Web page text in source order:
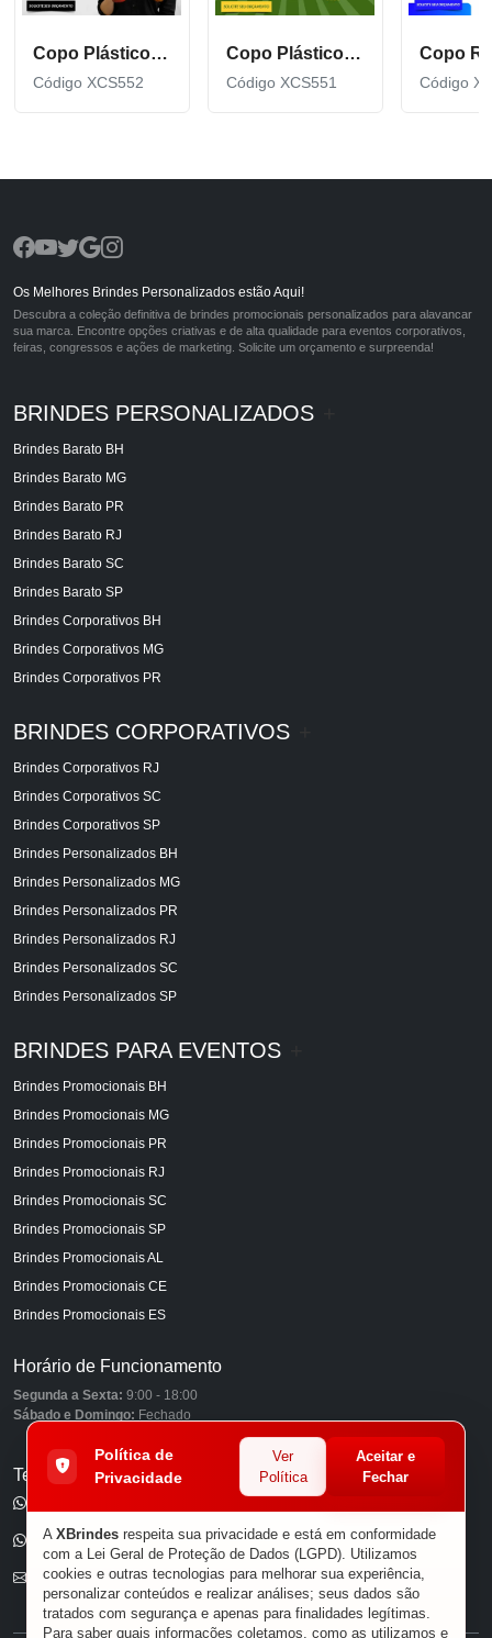
Copo Plástico de 550 ML com Tirante Personalizado XCS552
Código XCS552
Copo Plástico personalizado In Mold Label 360 XCS551
Código XCS551 Código
Os Melhores Brindes Personalizados estão Aqui!
Descubra a coleção definitiva de brindes promocionais personalizados para alavancar
sua marca. Encontre opções criativas e de alta qualidade para eventos corporativos,
feiras, congressos e ações de marketing. Solicite um orçamento e surpreenda!
BRINDES PERSONALIZADOS
Brindes Barato BH
Brindes Barato MG
Brindes Barato PR
Brindes Barato RJ
Brindes Barato SC
Brindes Barato SP
Brindes Corporativos BH
Brindes Corporativos MG
Brindes Corporativos PR
BRINDES CORPORATIVOS
Brindes Corporativos RJ
Brindes Corporativos SC
Brindes Corporativos SP
Brindes Personalizados BH
Brindes Personalizados MG
Brindes Personalizados PR
Brindes Personalizados RJ
Brindes Personalizados SC
Brindes Personalizados SP
BRINDES PARA EVENTOS
Brindes Promocionais BH
Brindes Promocionais MG
Brindes Promocionais PR
Brindes Promocionais RJ
Brindes Promocionais SC
Brindes Promocionais SP
Brindes Promocionais AL
Brindes Promocionais CE
Brindes Promocionais ES
Horário de Funcionamento
Segunda a Sexta: 9:00 - 18:00
Sábado e Domingo: Fechado
Telefones
(11) 96585-7462
E-mail
Política de
Privacidade
Ver
Política
Aceitar e
Fechar
A XBrindes respeita sua privacidade e está em conformidade
com a Lei Geral de Proteção de Dados (LGPD). Utilizamos
cookies e outras tecnologias para melhorar sua experiência,
personalizar conteúdos e realizar análises; seus dados são
tratados com segurança e apenas para finalidades legítimas.
Para saber quais informações coletamos, como as utilizamos e